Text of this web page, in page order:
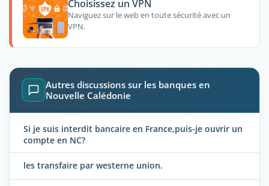
Choisissez un VPN
Naviguez sur le web en toute sécurité avec un
VPN.
Autres discussions sur les banques en
Nouvelle Calédonie
Si je suis interdit bancaire en France,puis-je ouvrir un
compte en NC?
les transfaire par westerne union.